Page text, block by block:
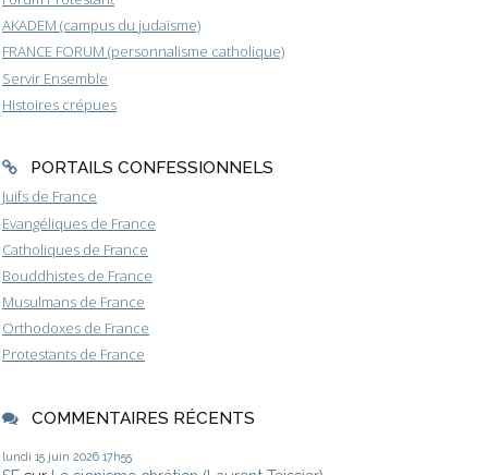
AKADEM (campus du judaïsme)
FRANCE FORUM (personnalisme catholique)
Servir Ensemble
Histoires crépues
PORTAILS CONFESSIONNELS
Juifs de France
Evangéliques de France
Catholiques de France
Bouddhistes de France
Musulmans de France
Orthodoxes de France
Protestants de France
COMMENTAIRES RÉCENTS
lundi 15 juin 2026 17h55